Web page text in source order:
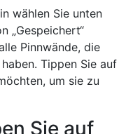
wählen Sie unten
„Gespeichert“
Pinnwände, die
Tippen Sie auf
um sie zu
Sie auf